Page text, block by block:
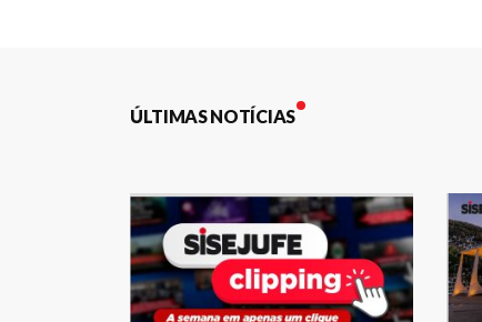
ÚLTIMAS NOTÍCIAS